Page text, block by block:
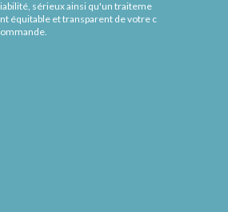
iabilité, sérieux ainsi qu'un traiteme
nt équitable et transparent de votre c
ommande.